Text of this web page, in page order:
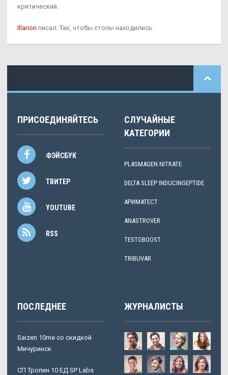
критический.
Illarion писал: Так, чтобы стопы находились.
ПРИСОЕДИНЯЙТЕСЬ
ФЭЙСБУК
ТВИТЕР
YOUTUBE
RSS
СЛУЧАЙНЫЕ
КАТЕГОРИИ
PLASMAGEN NITRATE
DELTA SLEEP INDUCINGEPTIDE
АРИМАТЕСТ
ANASTROVER
TESTOBOOST
TRIBUVAR
ПОСЛЕДНЕЕ
Saizen 10me со скидкой
Мичуринск
СП Тропин 10 ЕД SP Labs
ЖУРНАЛИСТЫ